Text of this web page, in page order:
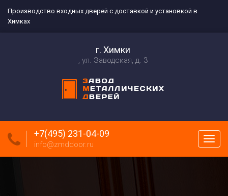
Производство входных дверей с доставкой и установкой в
Химках
г. Химки
ул. Заводская, д. 3
меню
+7(495) 231-04-09
info@zmddoor.ru